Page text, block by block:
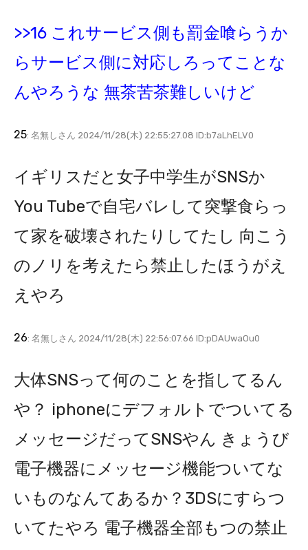
>>16 これサービス側も罰金喰らうか
らサービス側に対応しろってことな
んやろうな 無茶苦茶難しいけど
25: 名無しさん 2024/11/28(木) 22:55:27.08 ID:b7aLhELV0
イギリスだと女子中学生がSNSか
You Tubeで自宅バレして突撃食らっ
て家を破壊されたりしてたし 向こう
のノリを考えたら禁止したほうがえ
えやろ
26: 名無しさん 2024/11/28(木) 22:56:07.66 ID:pDAUwaOu0
大体SNSって何のことを指してるん
や？ iphoneにデフォルトでついてる
メッセージだってSNSやん きょうび
電子機器にメッセージ機能ついてな
いものなんてあるか？3DSにすらつ
いてたやろ 電子機器全部もつの禁止